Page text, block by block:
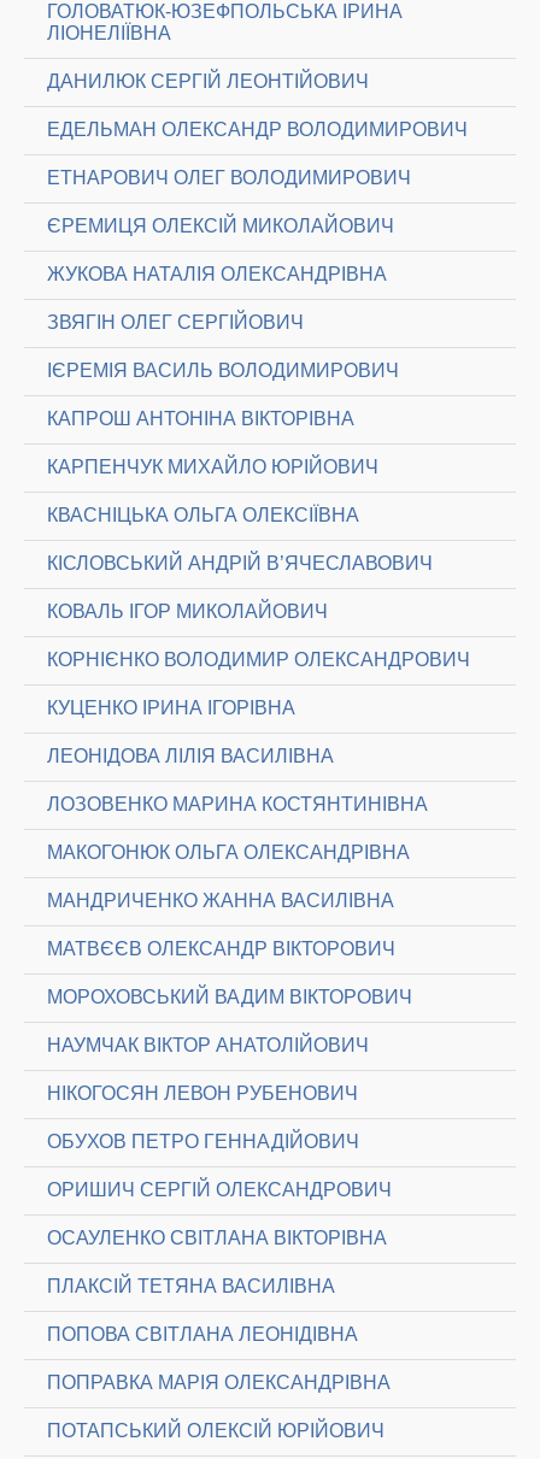
ГОЛОВАТЮК-ЮЗЕФПОЛЬСЬКА ІРИНА
ЛІОНЕЛІЇВНА
ДАНИЛЮК СЕРГІЙ ЛЕОНТІЙОВИЧ
ЕДЕЛЬМАН ОЛЕКСАНДР ВОЛОДИМИРОВИЧ
ЕТНАРОВИЧ ОЛЕГ ВОЛОДИМИРОВИЧ
ЄРЕМИЦЯ ОЛЕКСІЙ МИКОЛАЙОВИЧ
ЖУКОВА НАТАЛІЯ ОЛЕКСАНДРІВНА
ЗВЯГІН ОЛЕГ СЕРГІЙОВИЧ
ІЄРЕМІЯ ВАСИЛЬ ВОЛОДИМИРОВИЧ
КАПРОШ АНТОНІНА ВІКТОРІВНА
КАРПЕНЧУК МИХАЙЛО ЮРІЙОВИЧ
КВАСНІЦЬКА ОЛЬГА ОЛЕКСІЇВНА
КІСЛОВСЬКИЙ АНДРІЙ В’ЯЧЕСЛАВОВИЧ
КОВАЛЬ ІГОР МИКОЛАЙОВИЧ
КОРНІЄНКО ВОЛОДИМИР ОЛЕКСАНДРОВИЧ
КУЦЕНКО ІРИНА ІГОРІВНА
ЛЕОНІДОВА ЛІЛІЯ ВАСИЛІВНА
ЛОЗОВЕНКО МАРИНА КОСТЯНТИНІВНА
МАКОГОНЮК ОЛЬГА ОЛЕКСАНДРІВНА
МАНДРИЧЕНКО ЖАННА ВАСИЛІВНА
МАТВЄЄВ ОЛЕКСАНДР ВІКТОРОВИЧ
МОРОХОВСЬКИЙ ВАДИМ ВІКТОРОВИЧ
НАУМЧАК ВІКТОР АНАТОЛІЙОВИЧ
НІКОГОСЯН ЛЕВОН РУБЕНОВИЧ
ОБУХОВ ПЕТРО ГЕННАДІЙОВИЧ
ОРИШИЧ СЕРГІЙ ОЛЕКСАНДРОВИЧ
ОСАУЛЕНКО СВІТЛАНА ВІКТОРІВНА
ПЛАКСІЙ ТЕТЯНА ВАСИЛІВНА
ПОПОВА СВІТЛАНА ЛЕОНІДІВНА
ПОПРАВКА МАРІЯ ОЛЕКСАНДРІВНА
ПОТАПСЬКИЙ ОЛЕКСІЙ ЮРІЙОВИЧ